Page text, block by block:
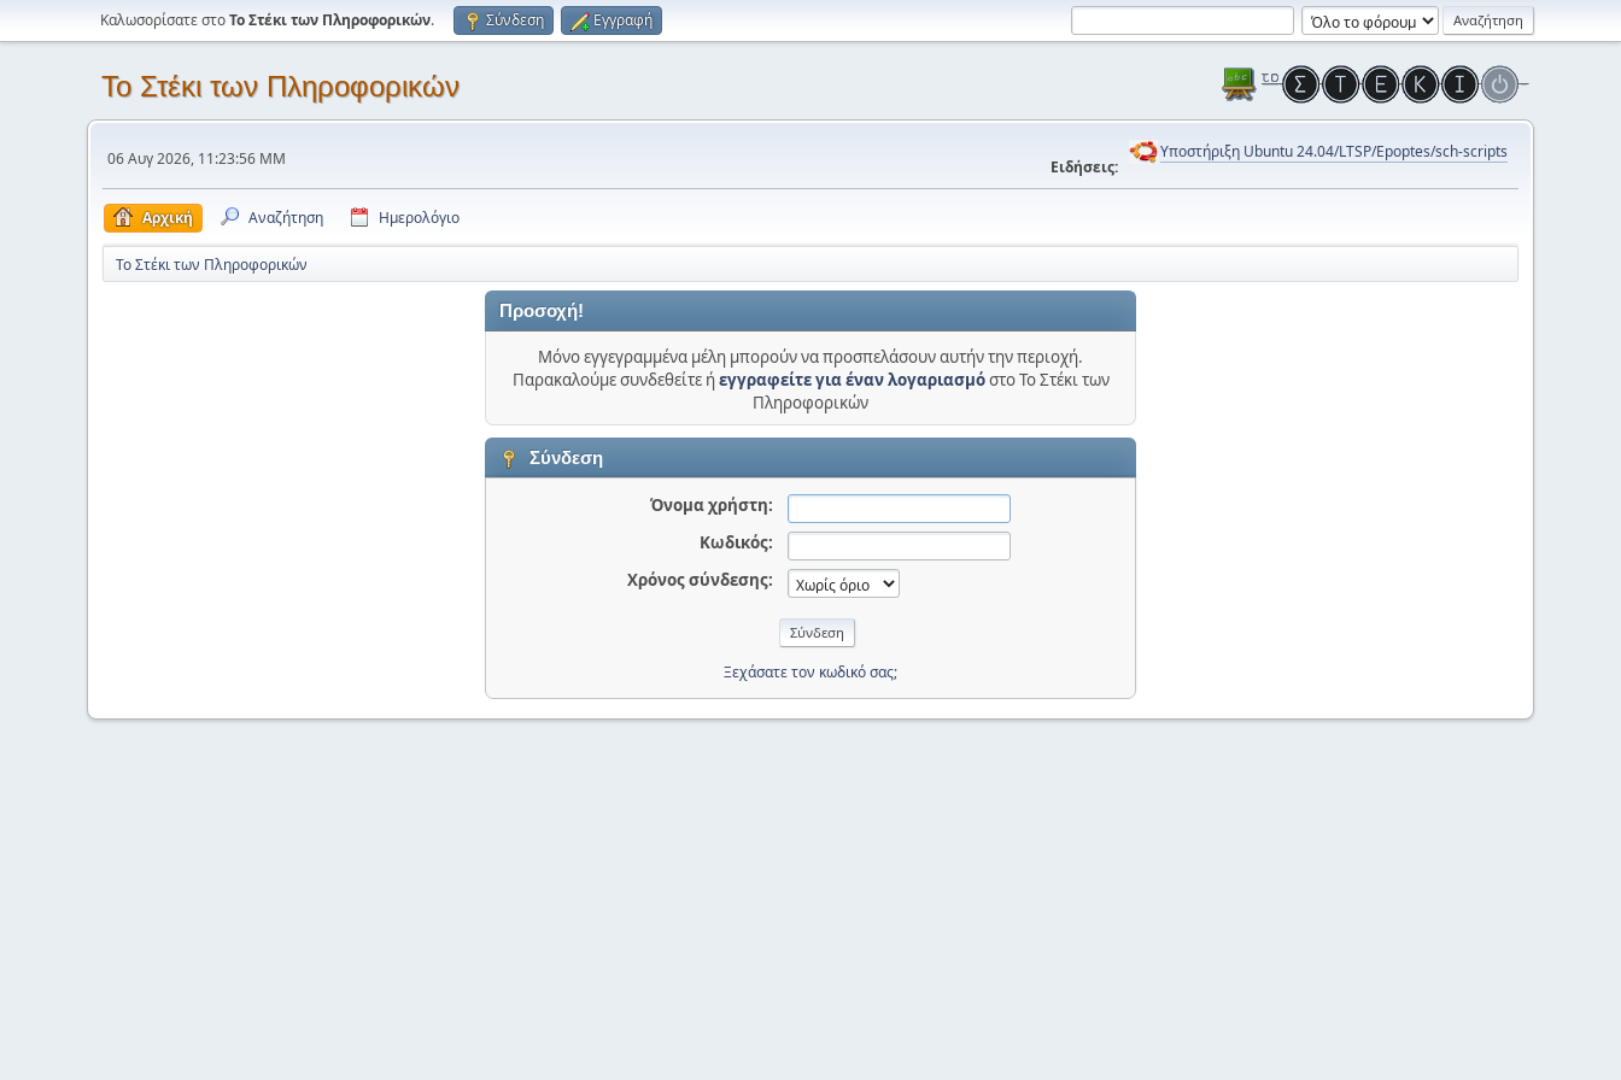
Καλωσορίσατε στοΤο Στέκι των Πληροφορικών. Σύνδεση Εγγραφή
Το Στέκι των Πληροφορικών
06 Αυγ 2026, 11:23:56 ΜΜ Ειδήσεις:
Υποστήριξη Ubuntu 24.04/LTSP/Epoptes/sch-scripts
Αρχική Αναζήτηση Ημερολόγιο
Το Στέκι των Πληροφορικών
Προσοχή!
Μόνο εγγεγραμμένα μέλη μπορούν να προσπελάσουν αυτήν την περιοχή.
Παρακαλούμε συνδεθείτε ήεγγραφείτε για έναν λογαριασμόστο Το Στέκι των
Πληροφορικών
Σύνδεση
Όνομα χρήστη:
Κωδικός:
Χρόνος σύνδεσης:
Ξεχάσατε τον κωδικό σας;